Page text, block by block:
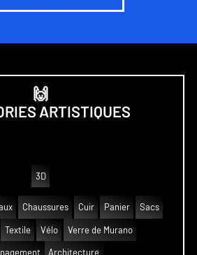
🙌
ARTISTIQUES
3D
Chaussures Cuir Panier Sacs
Textile Vélo Verre de Murano
Architecture